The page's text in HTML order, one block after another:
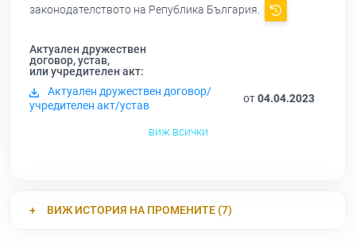
законодателството на Република България.
Актуален дружествен
договор, устав,
или учредителен акт:
Актуален дружествен договор/
учредителен акт/устав
от04.04.2023
виж всички
ВИЖ ИСТОРИЯ НА ПРОМЕНИТЕ (7)